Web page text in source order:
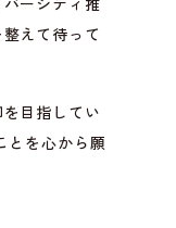
えて待って
目指してい
とを心から願